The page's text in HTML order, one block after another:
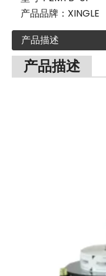
产品品牌： XINGLE
产品描述
产品描述